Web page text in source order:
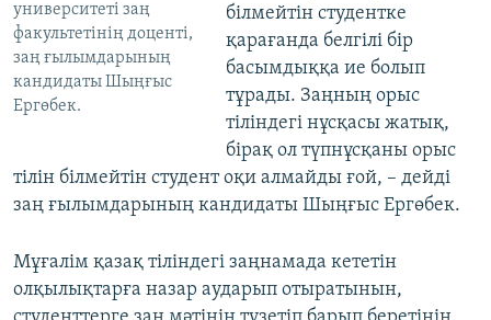
университеті заң
факультетінің доценті,
заң ғылымдарының
кандидаты Шыңғыс
Ергөбек.
білмейтін студентке
қарағанда белгілі бір
басымдыққа ие болып
тұрады. Заңның орыс
тіліндегі нұсқасы жатық,
бірақ ол түпнұсқаны орыс
тілін білмейтін студент оқи алмайды ғой, – дейді
заң ғылымдарының кандидаты Шыңғыс Ергөбек.
Мұғалім қазақ тіліндегі заңнамада кететін
олқылықтарға назар аударып отыратынын,